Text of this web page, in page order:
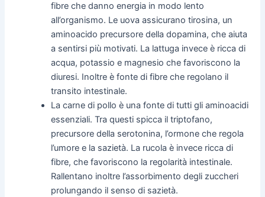
fibre che danno energia in modo lento
all’organismo. Le uova assicurano tirosina, un
aminoacido precursore della dopamina, che aiuta
a sentirsi più motivati. La lattuga invece è ricca di
acqua, potassio e magnesio che favoriscono la
diuresi. Inoltre è fonte di fibre che regolano il
transito intestinale.
La carne di pollo è una fonte di tutti gli aminoacidi
essenziali. Tra questi spicca il triptofano,
precursore della serotonina, l’ormone che regola
l’umore e la sazietà. La rucola è invece ricca di
fibre, che favoriscono la regolarità intestinale.
Rallentano inoltre l’assorbimento degli zuccheri
prolungando il senso di sazietà.